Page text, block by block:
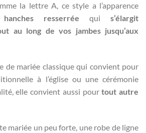
la lettre A, ce style a l’apparence
resserrée qui s’élargit
au long de vos jambes jusqu’aux
de mariée classique qui convient pour
à l’église ou une cérémonie
elle convient aussi pourtout autre
mariée un peu forte, une robe de ligne